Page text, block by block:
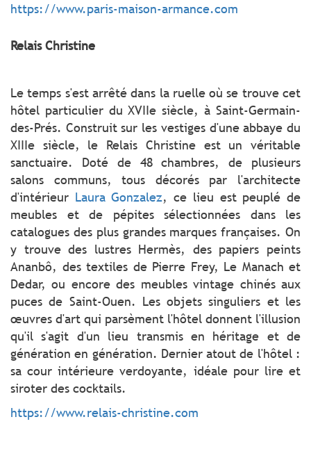
https://www.paris-maison-armance.com
Relais Christine
Le temps s'est arrêté dans la ruelle où se trouve cet
hôtel particulier du XVIIe siècle, à Saint-Germain-
des-Prés. Construit sur les vestiges d'une abbaye du
XIIIe siècle, le Relais Christine est un véritable
sanctuaire. Doté de 48 chambres, de plusieurs
salons communs, tous décorés par l'architecte
d'intérieur Laura Gonzalez, ce lieu est peuplé de
meubles et de pépites sélectionnées dans les
catalogues des plus grandes marques françaises. On
y trouve des lustres Hermès, des papiers peints
Ananbô, des textiles de Pierre Frey, Le Manach et
Dedar, ou encore des meubles vintage chinés aux
puces de Saint-Ouen. Les objets singuliers et les
œuvres d'art qui parsèment l'hôtel donnent l'illusion
qu'il s'agit d'un lieu transmis en héritage et de
génération en génération. Dernier atout de l'hôtel :
sa cour intérieure verdoyante, idéale pour lire et
siroter des cocktails.
https://www.relais-christine.com